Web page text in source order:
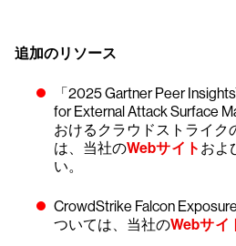
追加のリソース
「2025 Gartner Peer
for External Attack Surface
おけるクラウドストライク
は、当社のWebサイト およ
い。
CrowdStrike Falcon
ついては、当社のWebサイ